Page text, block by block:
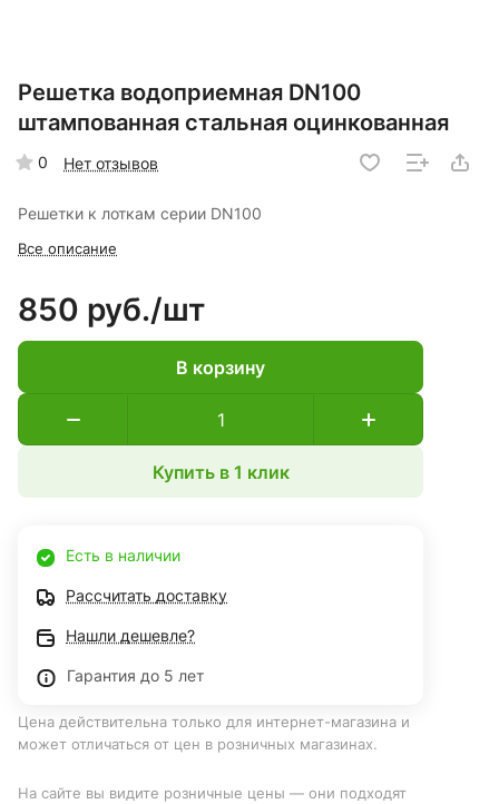
Решетка водоприемная DN100
штампованная стальная оцинкованная
0 Нет отзывов
Решетки к лоткам серии DN100
Все описание
850 руб./шт
В корзину
Купить в 1 клик
Есть в наличии
Рассчитать доставку
Нашли дешевле?
Гарантия до 5 лет
Цена действительна только для интернет-магазина и
может отличаться от цен в розничных магазинах.
На сайте вы видите розничные цены — они подходят